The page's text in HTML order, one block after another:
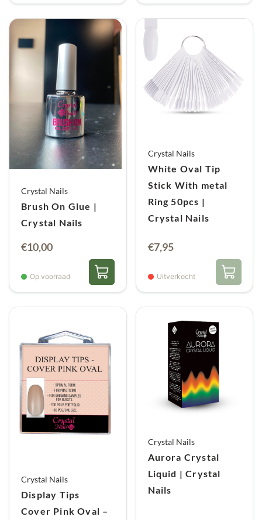
Crystal Nails
Brush On Glue |
Crystal Nails
€10,00
Op voorraad
Crystal Nails
White Oval Tip
Stick With metal
Ring 50pcs |
Crystal Nails
€7,95
Uitverkocht
Crystal Nails
Display Tips
Cover Pink Oval –
Crystal Nails
Aurora Crystal
Liquid | Crystal
Nails